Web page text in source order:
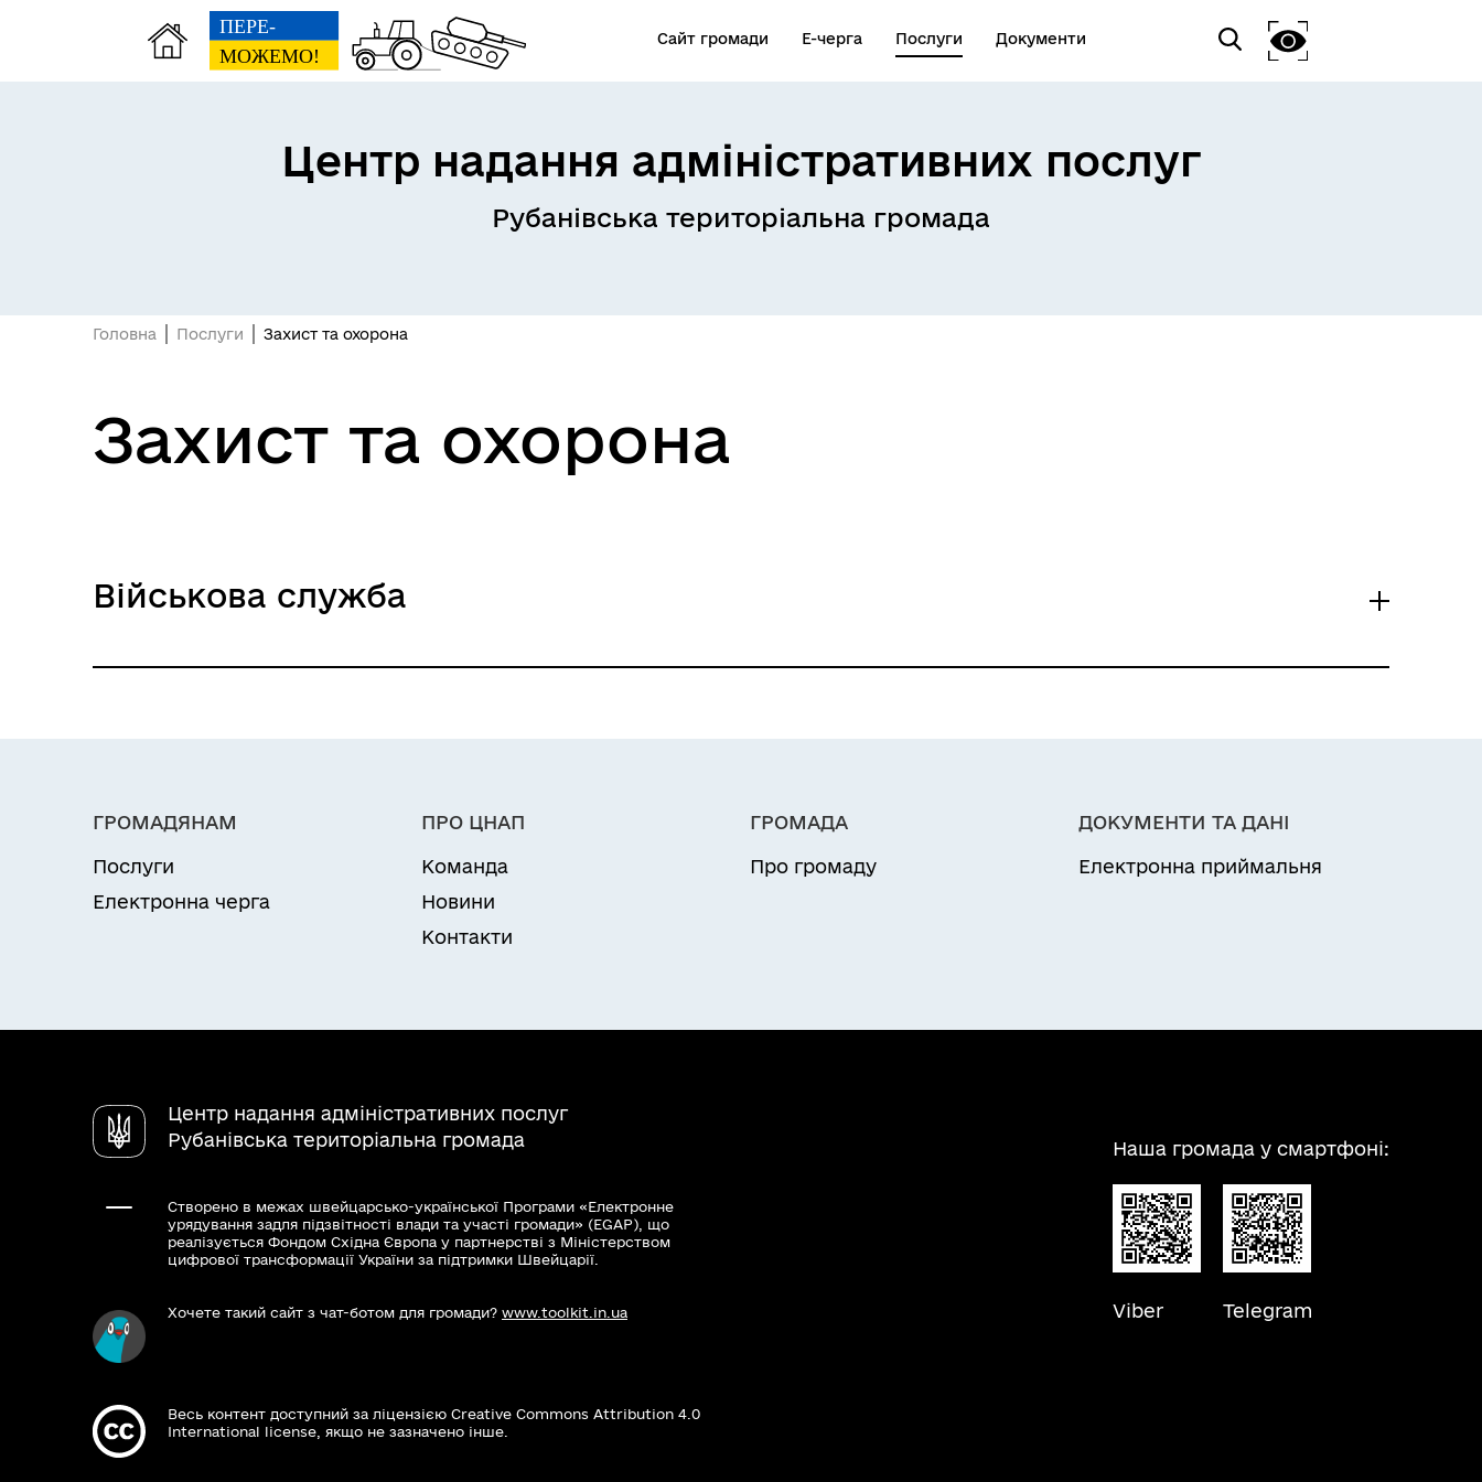
Сайт громади Е-черга Послуги Документи
Центр надання адміністративних послуг
Рубанівська територіальна громада
Головна Послуги Захист та охорона
Захист та охорона
Військова служба
ГРОМАДЯНАМ
Послуги
Електронна черга
ПРО ЦНАП
Команда
Новини
Контакти
ГРОМАДА
Про громаду
ДОКУМЕНТИ ТА ДАНІ
Електронна приймальня
Центр надання адміністративних послуг
Рубанівська територіальна громада
Створено в межах швейцарсько-української Програми «Електронне
урядування задля підзвітності влади та участі громади» (EGAP), що
реалізується Фондом Східна Європа у партнерстві з Міністерством
цифрової трансформації України за підтримки Швейцарії.
Хочете такий сайт з чат-ботом для громади? www.toolkit.in.ua
Весь контент доступний за ліцензією Creative Commons Attribution 4.0
International license, якщо не зазначено інше.
Наша громада у смартфоні:
Viber Telegram